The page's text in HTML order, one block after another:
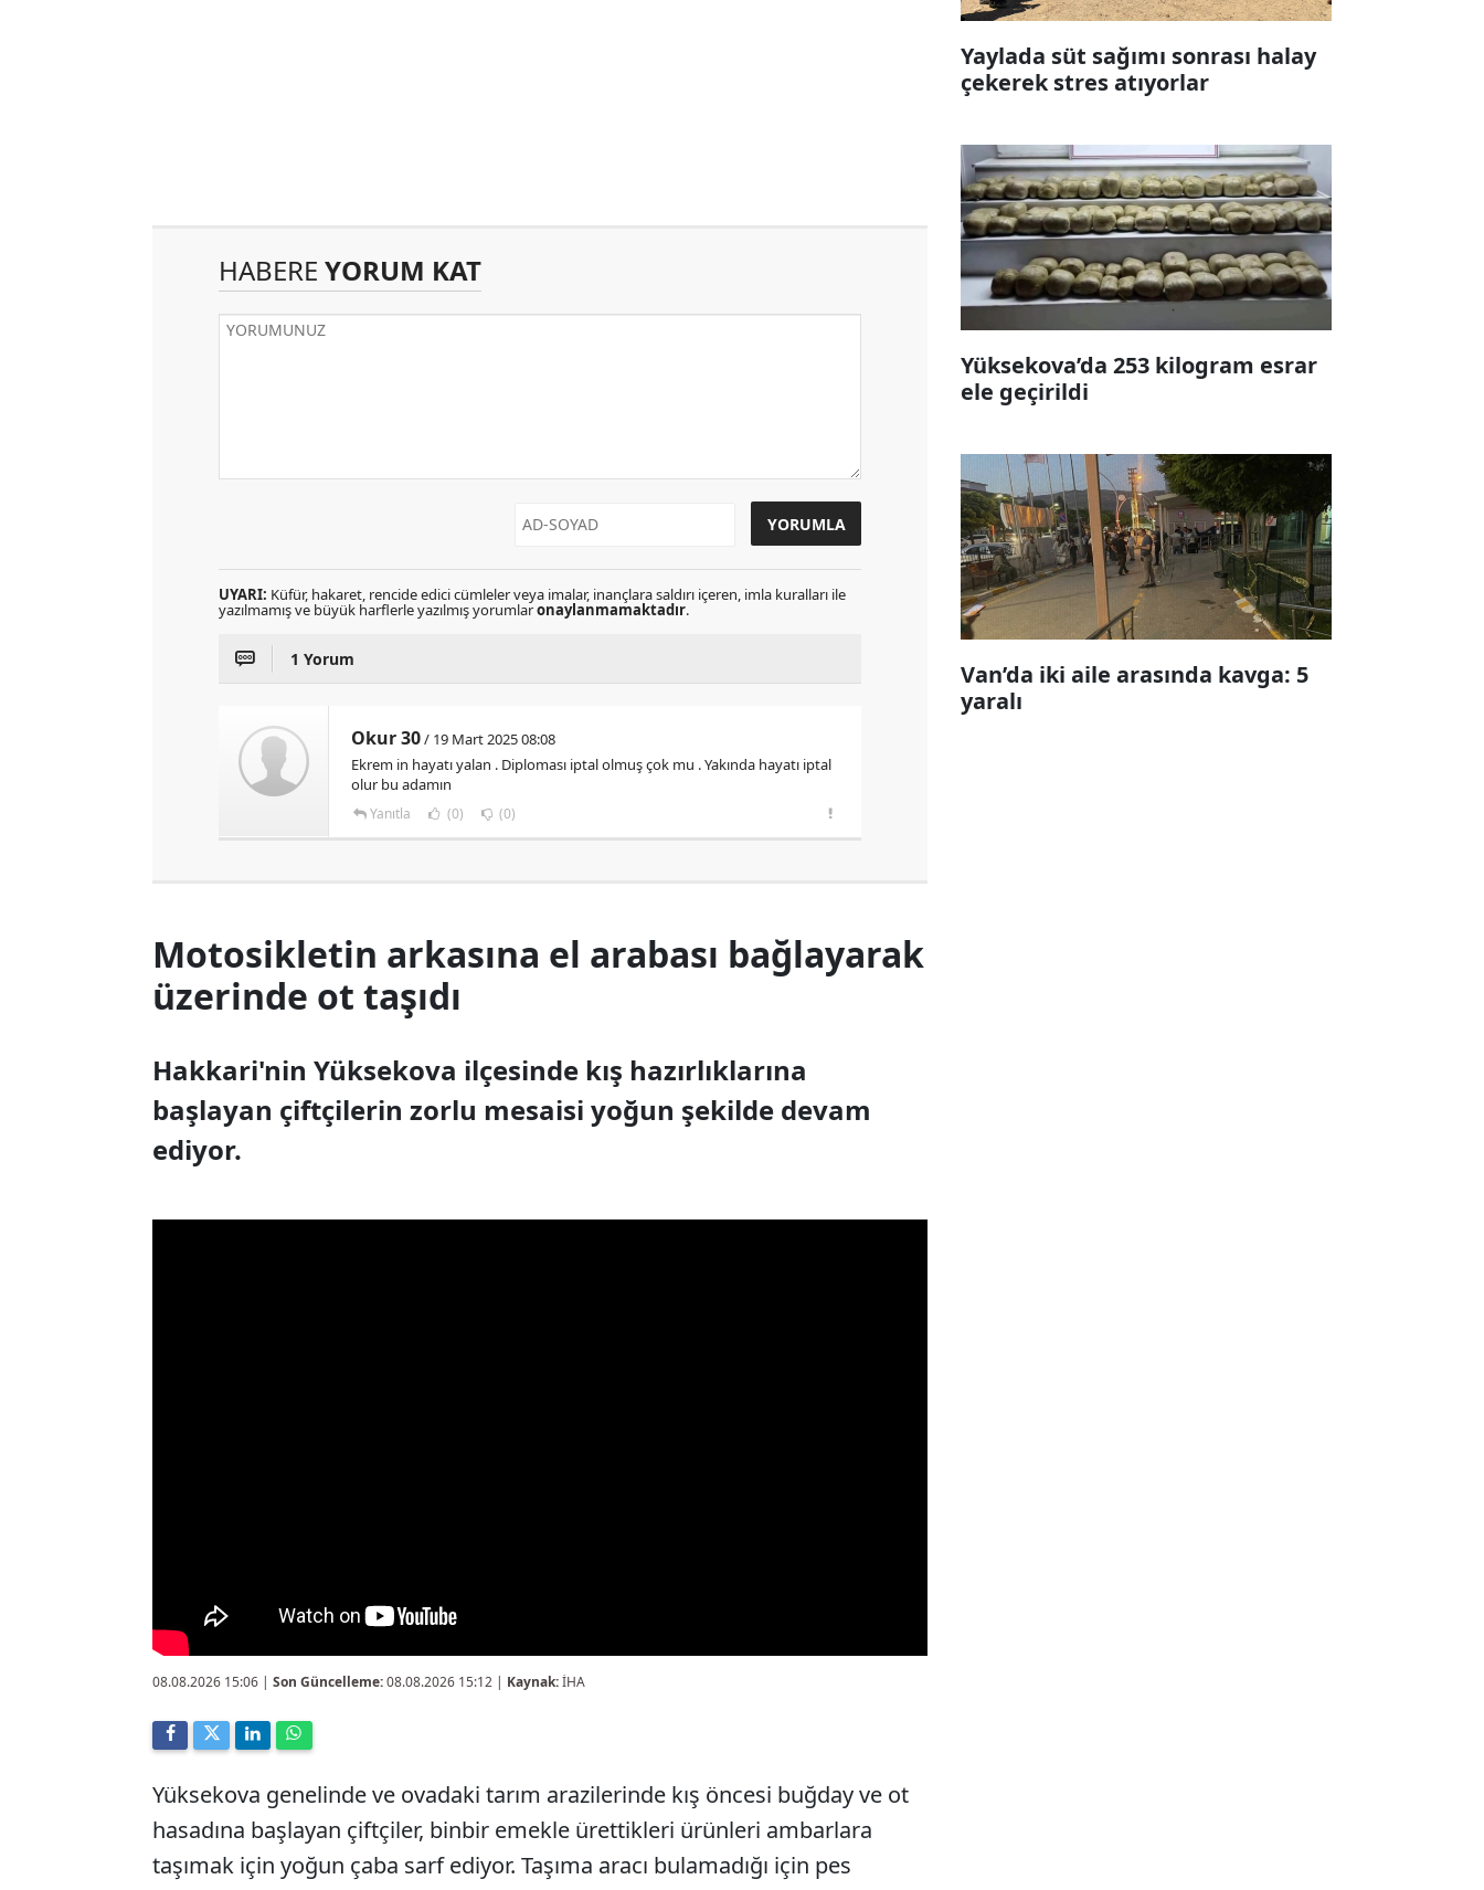
HABERE YORUM KAT
UYARI: Küfür, hakaret, rencide edici cümleler veya imalar, inançlara saldırı içeren, imla kuralları ile
yazılmamış ve büyük harflerle yazılmış yorumlaronaylanmamaktadır.
1 Yorum
Okur 30/ 19 Mart 2025 08:08
Ekrem in hayatı yalan . Diploması iptal olmuş çok mu . Yakında hayatı iptal
olur bu adamın
Yanıtla (0) (0)
Motosikletin arkasına el arabası bağlayarak
üzerinde ot taşıdı
Hakkari'nin Yüksekova ilçesinde kış hazırlıklarına
başlayan çiftçilerin zorlu mesaisi yoğun şekilde devam
ediyor.
08.08.2026 15:06 | Son Güncelleme:08.08.2026 15:12 | Kaynak:İHA
Yüksekova genelinde ve ovadaki tarım arazilerinde kış öncesi buğday ve ot
hasadına başlayan çiftçiler, binbir emekle ürettikleri ürünleri ambarlara
taşımak için yoğun çaba sarf ediyor. Taşıma aracı bulamadığı için pes
Yaylada süt sağımı sonrası halay
çekerek stres atıyorlar
Yüksekova’da 253 kilogram esrar
ele geçirildi
Van’da iki aile arasında kavga: 5
yaralı